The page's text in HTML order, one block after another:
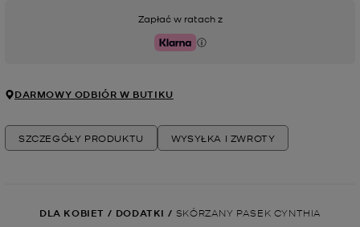
Zapłać w ratach z
Klarna
DARMOWY ODBIÓR W BUTIKU
SZCZEGÓŁY PRODUKTU WYSYŁKA I ZWROTY
DLA KOBIET / DODATKI / SKÓRZANY PASEK CYNTHIA